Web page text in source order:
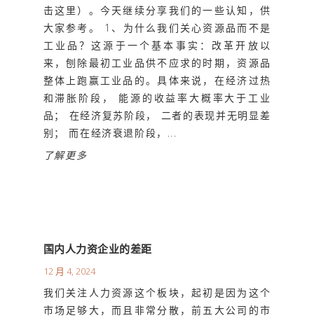
击这里）。今天继续分享我们的一些认知，供
大家参考。 1、为什么我们关心资源品而不是
工业品？这源于一个基本事实：改革开放以
来，刨除最初工业品供不应求的时期，资源品
整体上跑赢工业品的。具体来说，在经济过热
和滞胀阶段， 能源的收益率大概率大于工业
品； 在经济复苏阶段， 二者的表现并无明显差
别； 而在经济衰退阶段，...
了解更多
国内人力资企业的差距
12 月 4, 2024
我们关注人力资源这个板块，起初是因为这个
市场足够大，而且非常分散，前五大公司的市